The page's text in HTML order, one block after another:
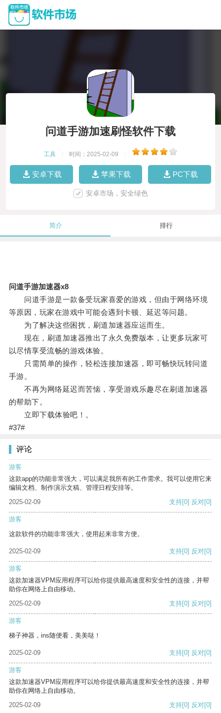
问道手游加速刷怪软件下载
工具 时间：2025-02-09
安卓下载 苹果下载 PC下载
安卓市场，安全绿色
简介 排行
问道手游加速器x8
问道手游是一款备受玩家喜爱的游戏，但由于网络环境
等原因，玩家在游戏中可能会遇到卡顿、延迟等问题。
为了解决这些困扰，刷道加速器应运而生。
现在，刷道加速器推出了永久免费版本，让更多玩家可
以尽情享受流畅的游戏体验。
只需简单的操作，轻松连接加速器，即可畅快玩转问道
手游。
不再为网络延迟而苦恼，享受游戏乐趣尽在刷道加速器
的帮助下。
立即下载体验吧！。
#37#
评论
游客
这款app的功能非常强大，可以满足我所有的工作需求。我可以使用它来
编辑文档、制作演示文稿、管理日程安排等。
2025-02-09
支持[0] 反对[0]
游客
这款软件的功能非常强大，使用起来非常方便。
2025-02-09 支持[0] 反对[0]
游客
这款加速器VPM应用程序可以给你提供最高速度和安全性的连接，并帮
助你在网络上自由移动。
2025-02-09
支持[0] 反对[0]
游客
梯子神器，ins随便看，美美哒！
2025-02-09 支持[0] 反对[0]
游客
这款加速器VPM应用程序可以给你提供最高速度和安全性的连接，并帮
助你在网络上自由移动。
2025-02-09
支持[0] 反对[0]